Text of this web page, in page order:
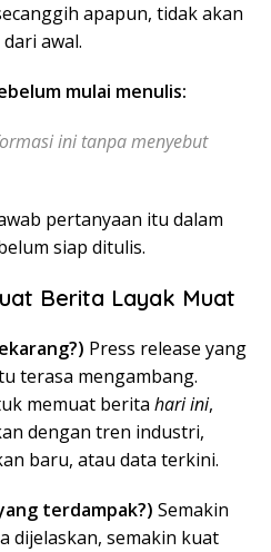
apapun, tidak akan
awal.
mulai menulis:
ini tanpa menyebut
pertanyaan itu dalam
siap ditulis.
Berita Layak Muat
Press release yang
terasa mengambang.
memuat berita hari ini,
dengan tren industri,
baru, atau data terkini.
terdampak?) Semakin
dijelaskan, semakin kuat